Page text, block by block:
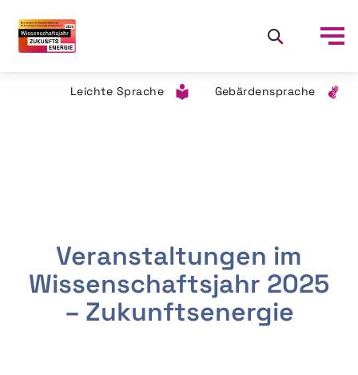
Leichte Sprache Gebärdensprache
Veranstaltungen im
Wissenschaftsjahr 2025
– Zukunftsenergie